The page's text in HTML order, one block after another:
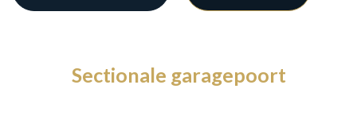
Sectionale garagepoort